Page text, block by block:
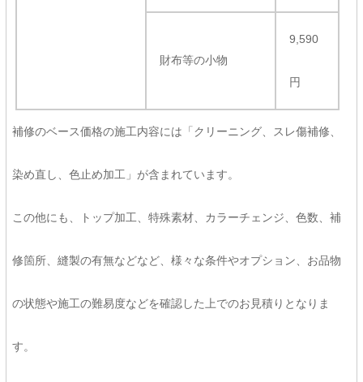
財布等の小物
9,590
円
補修のベース価格の施工内容には「クリーニング、スレ傷補修、
染め直し、色止め加工」が含まれています。
この他にも、トップ加工、特殊素材、カラーチェンジ、色数、補
修箇所、縫製の有無などなど、様々な条件やオプション、お品物
の状態や施工の難易度などを確認した上でのお見積りとなりま
す。